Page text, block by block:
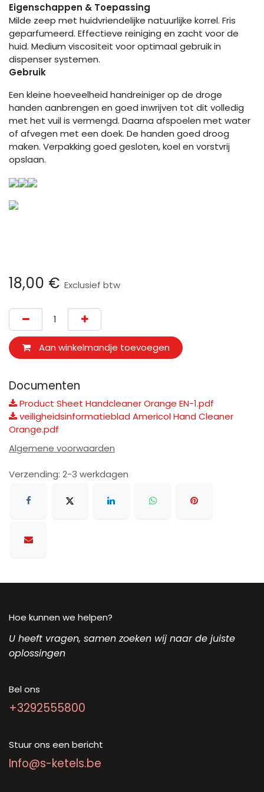
Eigenschappen & Toepassing
Milde zeep met huidvriendelijke natuurlijke korrel. Fris
geparfumeerd. Effectieve reiniging en zacht voor de
huid. Medium viscositeit voor optimaal gebruik in
dispenser systemen.
Gebruik
Een kleine hoeveelheid handreiniger op de droge
handen aanbrengen en goed inwrijven tot dit volledig
met het vuil is vermengd. Daarna afspoelen met water
of afvegen met een doek. De handen goed droog
maken. Verpakking goed gesloten, koel en vorstvrij
opslaan.
18,00 € Exclusief btw
Aan winkelmandje toevoegen
Documenten
Product Sheet Handcleaner Orange EN-1.pdf
veiligheidsinformatieblad Americol Hand Cleaner
Orange.pdf
Algemene voorwaarden
Verzending: 2-3 werkdagen
Hoe kunnen we helpen?
U heeft vragen, samen zoeken wij naar de juiste
oplossingen
Bel ons
+3292555800
Stuur ons een bericht
Info@s-ketels.be